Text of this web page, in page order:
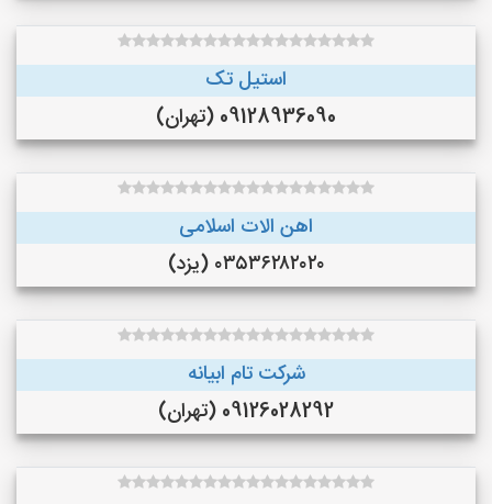
استیل تک
09128936090 (تهران)
اهن الات اسلامی
۰۳۵۳۶۲۸۲۰۲۰ (یزد)
شرکت تام ابیانه
09126028292 (تهران)